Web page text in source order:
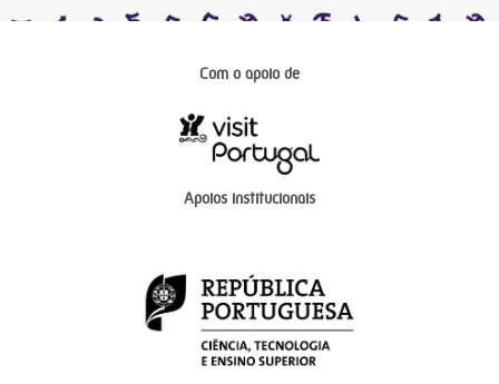
Com o apoio de
Apoios institucionais